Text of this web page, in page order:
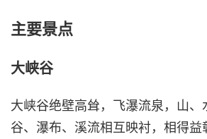
主要景点
大峡谷
大峡谷绝壁高耸，飞瀑流泉，山
谷、瀑布、溪流相互映衬，相得益